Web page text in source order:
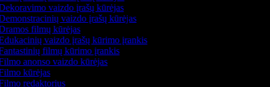
vaizdo įrašų kūrėjas
vaizdo įrašų kūrėjas
filmų kūrėjas
vaizdo įrašų kūrimo įrankis
filmų kūrimo įrankis
anonso vaizdo kūrėjas
kūrėjas
redaktorius